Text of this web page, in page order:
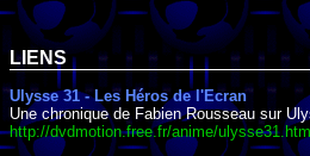
LIENS
Ulysse 31 - Les Héros de l'Ecran
Une chronique de Fabien Rousseau sur
http://dvdmotion.free.fr/anime/ulysse31.htm